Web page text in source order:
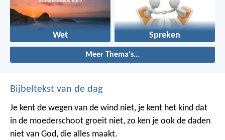
Wet Spreken
Meer Thema's...
Bijbeltekst van de dag
Je kent de wegen van de wind niet, je kent het kind dat
in de moederschoot groeit niet, zo ken je ook de daden
niet van God, die alles maakt.